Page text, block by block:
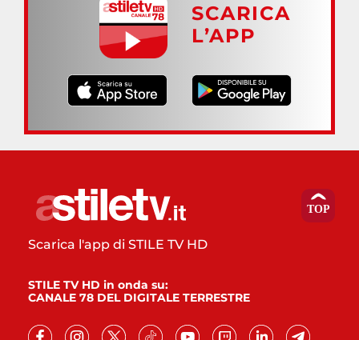
SCARICA
L’APP
Scarica l'app di STILE TV HD
STILE TV HD in onda su:
CANALE 78 DEL DIGITALE TERRESTRE